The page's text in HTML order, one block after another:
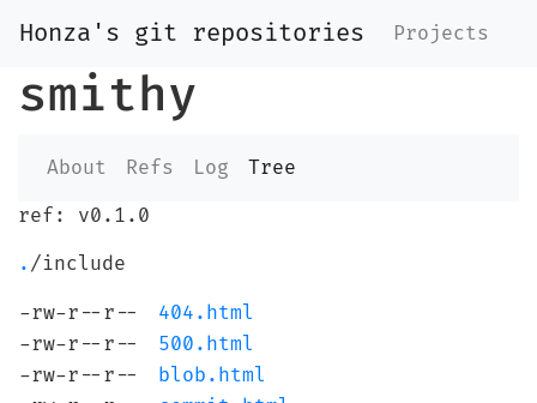
Honza's git repositories Projects
smithy
About Refs Log
Tree
ref: v0.1.0
. /include
-rw-r--r--
404.html
-rw-r--r--
500.html
-rw-r--r--
blob.html